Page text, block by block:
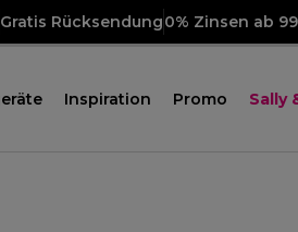
Gratis Rücksendung0% Zinsen ab
Inspiration Promo Sally